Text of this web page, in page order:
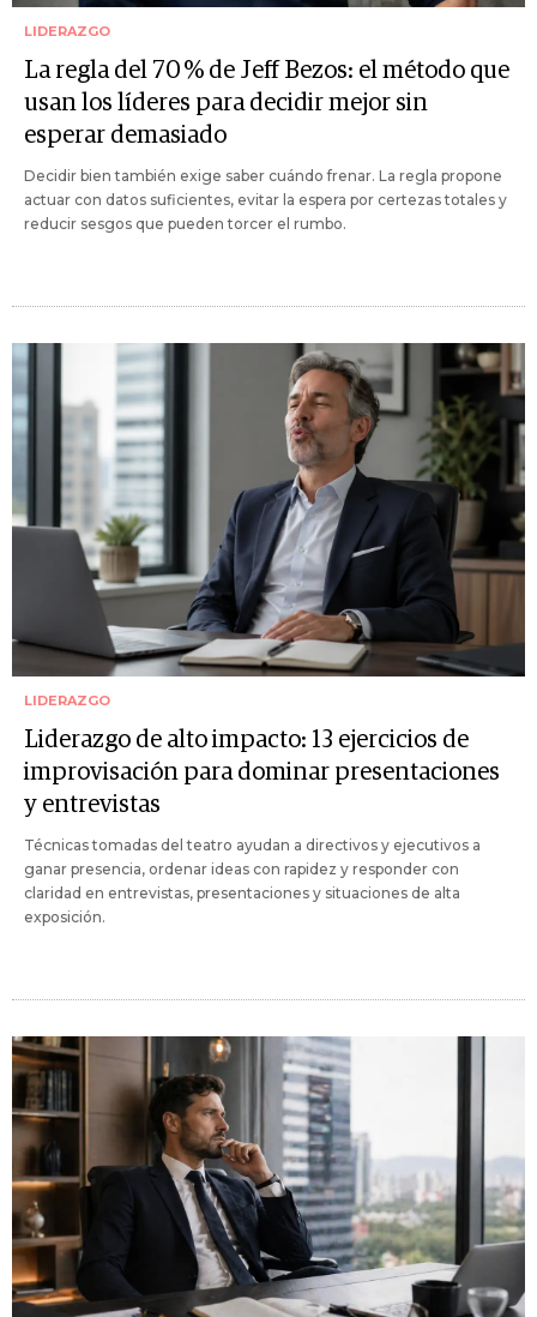
LIDERAZGO
La regla del 70 % de Jeff Bezos: el método que
usan los líderes para decidir mejor sin
esperar demasiado
Decidir bien también exige saber cuándo frenar. La regla propone
actuar con datos suficientes, evitar la espera por certezas totales y
reducir sesgos que pueden torcer el rumbo.
LIDERAZGO
Liderazgo de alto impacto: 13 ejercicios de
improvisación para dominar presentaciones
y entrevistas
Técnicas tomadas del teatro ayudan a directivos y ejecutivos a
ganar presencia, ordenar ideas con rapidez y responder con
claridad en entrevistas, presentaciones y situaciones de alta
exposición.